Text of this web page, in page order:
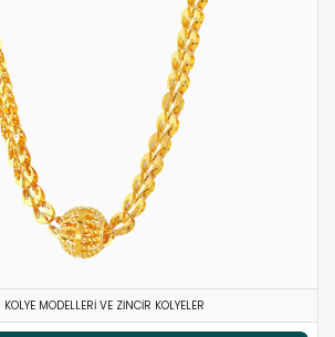
MODELLERI VE ZINCIR KOLYELER